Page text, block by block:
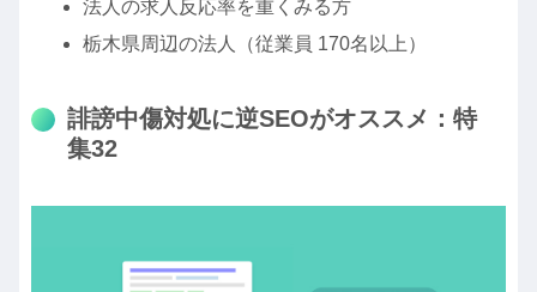
法人の求人反応率を重くみる方
栃木県周辺の法人（従業員 170名以上）
誹謗中傷対処に逆SEOがオススメ：特
集32